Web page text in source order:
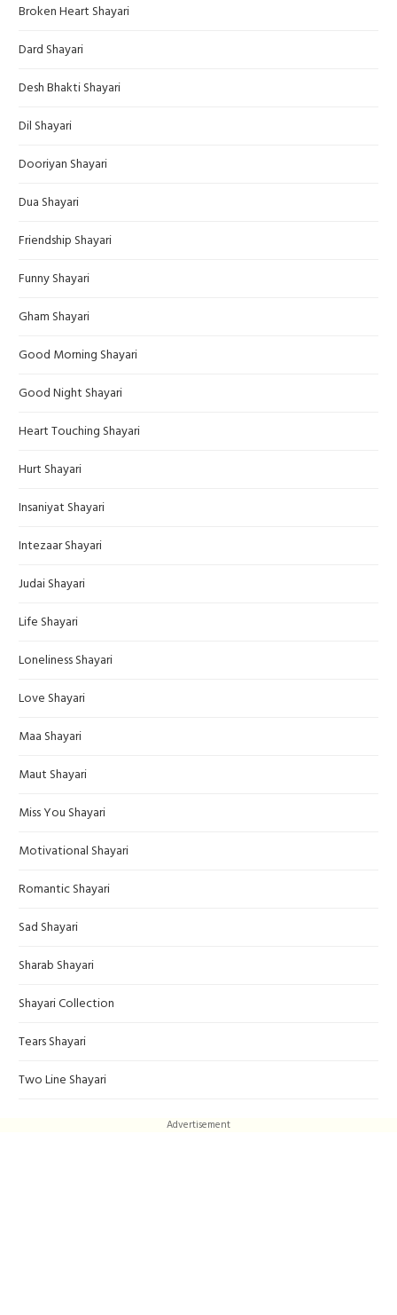
Broken Heart Shayari
Dard Shayari
Desh Bhakti Shayari
Dil Shayari
Dooriyan Shayari
Dua Shayari
Friendship Shayari
Funny Shayari
Gham Shayari
Good Morning Shayari
Good Night Shayari
Heart Touching Shayari
Hurt Shayari
Insaniyat Shayari
Intezaar Shayari
Judai Shayari
Life Shayari
Loneliness Shayari
Love Shayari
Maa Shayari
Maut Shayari
Miss You Shayari
Motivational Shayari
Romantic Shayari
Sad Shayari
Sharab Shayari
Shayari Collection
Tears Shayari
Two Line Shayari
Advertisement